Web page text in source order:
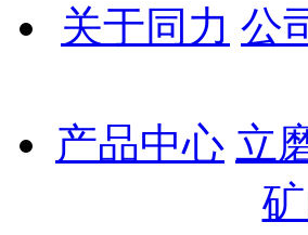
关于同力 公
产品中心 立